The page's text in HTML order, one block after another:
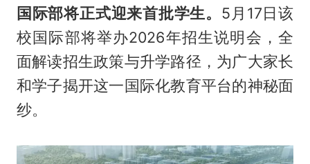
国际部将正式迎来首批学生。 5月17日该
校国际部将举办2026年招生说明会，全
面解读招生政策与升学路径，为广大家长
和学子揭开这一国际化教育平台的神秘面
纱。